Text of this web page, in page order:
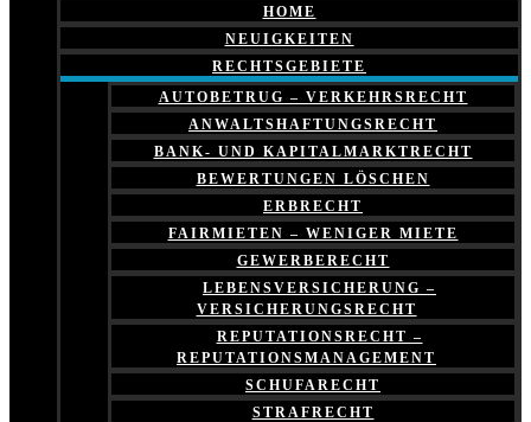
HOME
NEUIGKEITEN
RECHTSGEBIETE
AUTOBETRUG – VERKEHRSRECHT
ANWALTSHAFTUNGSRECHT
BANK- UND KAPITALMARKTRECHT
BEWERTUNGEN LÖSCHEN
ERBRECHT
FAIRMIETEN – WENIGER MIETE
GEWERBERECHT
LEBENSVERSICHERUNG –
VERSICHERUNGSRECHT
REPUTATIONSRECHT –
REPUTATIONSMANAGEMENT
SCHUFARECHT
STRAFRECHT